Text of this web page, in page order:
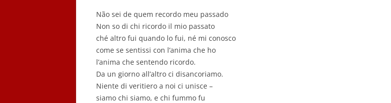
Não sei de quem recordo meu passado
Non so di chi ricordo il mio passato
ché altro fui quando lo fui, né mi conosco
come se sentissi con l’anima che ho
l’anima che sentendo ricordo.
Da un giorno all’altro ci disancoriamo.
Niente di veritiero a noi ci unisce –
siamo chi siamo, e chi fummo fu